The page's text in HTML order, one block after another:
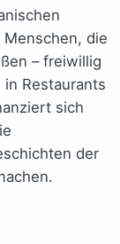
die
– freiwillig
Restaurants
sich
der